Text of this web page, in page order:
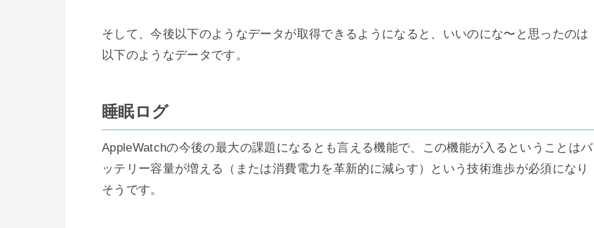
そして、今後以下のようなデータが取得できるようになると、いいのにな〜と思ったのは
以下のようなデータです。
睡眠ログ
AppleWatchの今後の最大の課題になるとも言える機能で、この機能が入るということはバ
ッテリー容量が増える（または消費電力を革新的に減らす）という技術進歩が必須になり
そうです。